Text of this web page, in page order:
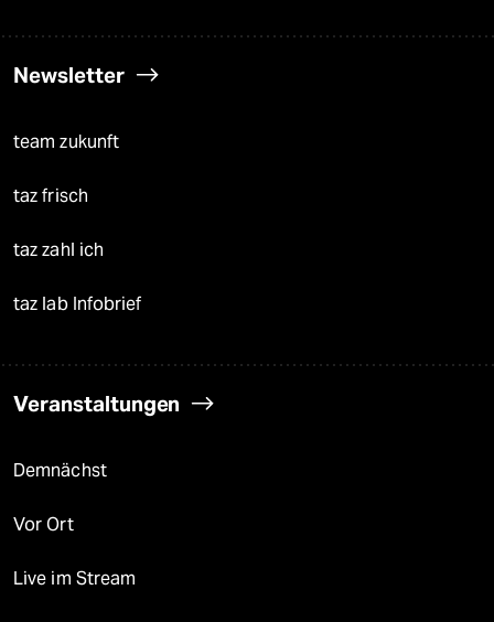
Newsletter
team zukunft
taz frisch
taz zahl ich
taz lab Infobrief
Veranstaltungen
Demnächst
Vor Ort
Live im Stream